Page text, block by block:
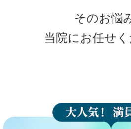
そのお悩
当院にお任せく